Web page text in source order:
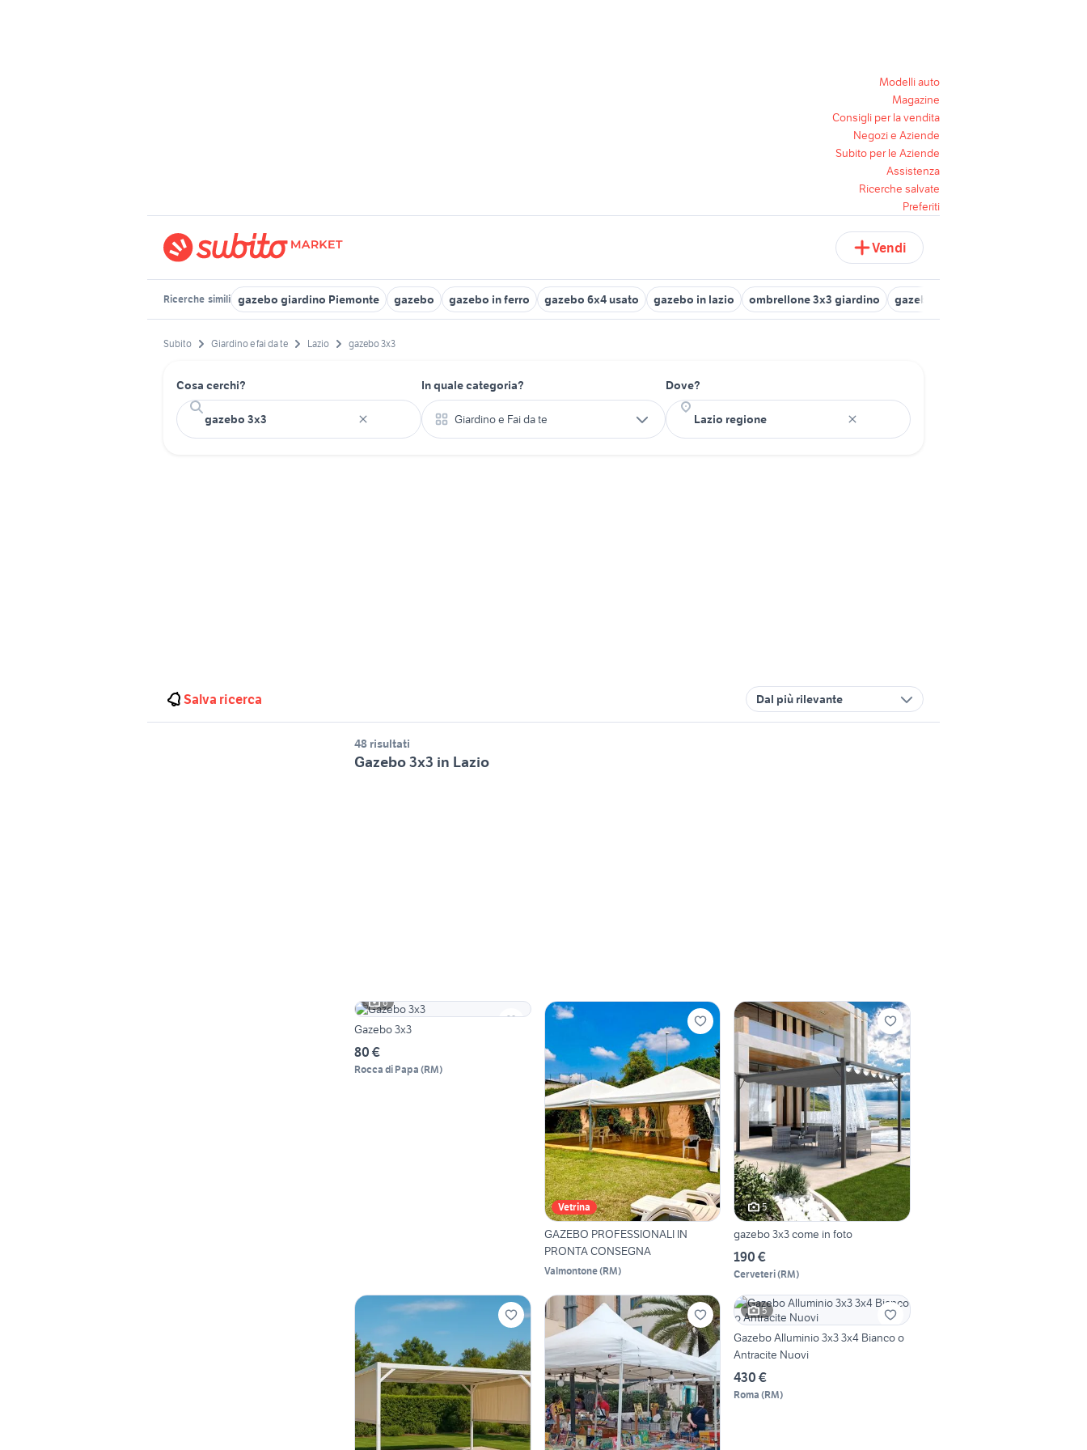
Modelli auto
Magazine
Consigli per la vendita
Negozi e Aziende
Subito per le Aziende
Assistenza
Ricerche salvate
Preferiti
Vendi
Ricerche simili gazebo giardino Piemonte gazebo gazebo in ferro gazebo 6x4 usato gazebo in lazio ombrellone 3x3 giardino gazebo usato lombardia
Subito Giardino e fai da te Lazio gazebo 3x3
Cosa cerchi? In quale categoria?
Giardino e Fai da te
Dove?
Salva ricerca Dal più rilevante
48 risultati
Gazebo 3x3 in Lazio
6
Gazebo 3x3
80 €
Rocca di Papa (RM)
Vetrina
GAZEBO PROFESSIONALI IN
PRONTA CONSEGNA
Valmontone(RM)
5
gazebo 3x3 come in foto
190 €
Cerveteri(RM)
5
Gazebo Alluminio 3x3 3x4 Bianco o
Antracite Nuovi
430 €
Roma (RM)